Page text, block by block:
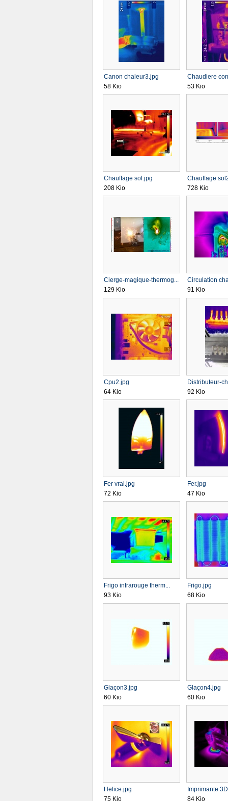
Canon chaleur3.jpg
58 Kio
Chaudiere
53 Kio
Chauffage sol.jpg
208 Kio
Chauffage
728 Kio
Cierge-magique-thermog...
129 Kio
Circulation
91 Kio
Cpu2.jpg
64 Kio
Distributeur-
92 Kio
Fer vrai.jpg
72 Kio
Fer.jpg
47 Kio
Frigo infrarouge therm...
93 Kio
Frigo.jpg
68 Kio
Glaçon3.jpg
60 Kio
Glaçon4.jpg
60 Kio
Helice.jpg
75 Kio
Imprimante
84 Kio